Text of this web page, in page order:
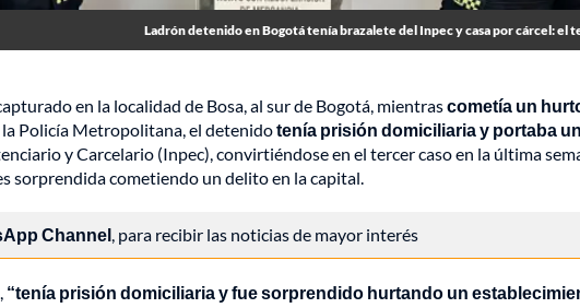
Ladrón detenido en Bogotá tenía brazalete del Inpec y casa por cárcel: el
en la localidad de Bosa, al sur de Bogotá, mientrascometía un
la Policía Metropolitana, el detenidotenía prisión domiciliaria y portaba
y Carcelario (Inpec), convirtiéndose en el tercer caso en la última
sorprendida cometiendo un delito en la capital.
Channel, para recibir las noticias de mayor interés
“tenía prisión domiciliaria y fue sorprendido hurtando un